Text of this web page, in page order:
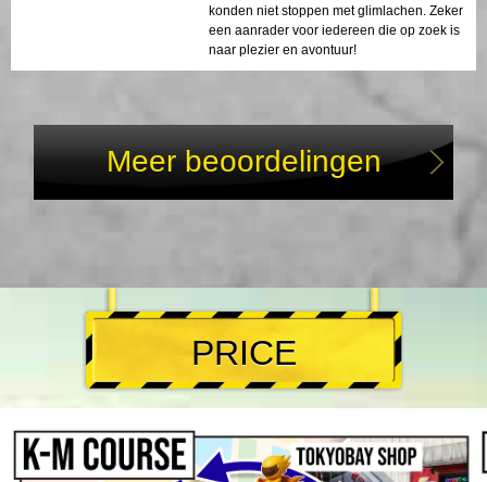
konden niet stoppen met glimlachen. Zeker
een aanrader voor iedereen die op zoek is
naar plezier en avontuur!
Meer beoordelingen
PRICE